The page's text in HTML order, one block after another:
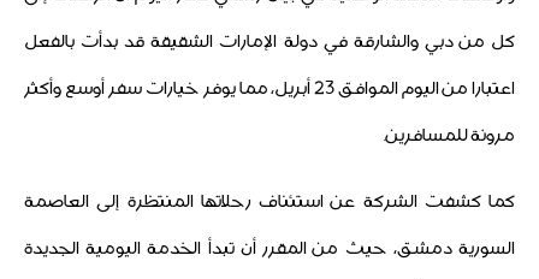
كل من دبي والشارقة في دولة الإمارات الشقيقة قد بدأت بالفعل
اعتبارا من اليوم الموافق 23 أبريل، مما يوفر خيارات سفر أوسع وأكثر
مرونة للمسافرين.
كما كشفت الشركة عن استئناف رحلاتها المنتظرة إلى العاصمة
السورية دمشق، حيث من المقرر أن تبدأ الخدمة اليومية الجديدة